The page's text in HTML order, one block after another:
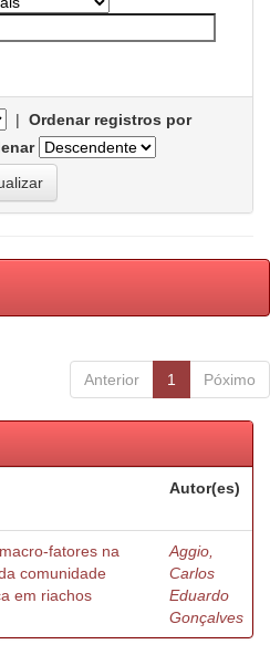
| Ordenar registros por
Anterior 1 Póximo
Autor(es)
fatores na
comunidade
em riachos
Aggio,
Carlos
Eduardo
Gonçalves